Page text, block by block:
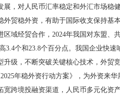
，对人民币汇率稳定和外汇市场稳
贸稳外资，有助于国际收支保持基
域经贸合作，2024年我国对东盟、
3.4个和23.8个百分点。我国企业快
级，不断突破关键核心技术，外贸
年稳外资行动方案》，为外资来
跨境投融资渠道，人民币多元化资